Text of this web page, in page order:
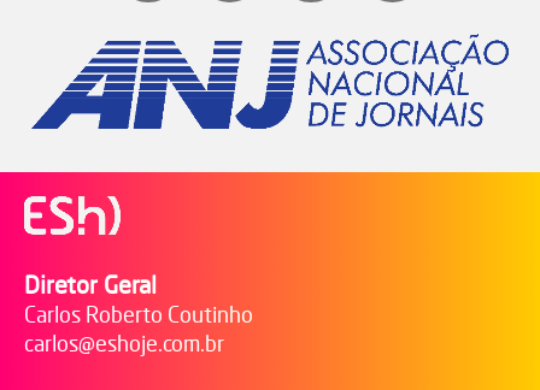
Diretor Geral
Carlos Roberto Coutinho
carlos@eshoje.com.br